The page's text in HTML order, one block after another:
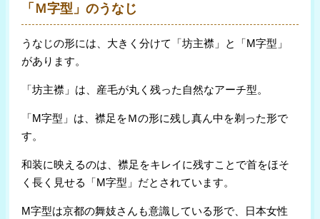
「Ｍ字型」のうなじ
うなじの形には、大きく分けて「坊主襟」と「M字型」
があります。
「坊主襟」は、産毛が丸く残った自然なアーチ型。
「M字型」は、襟足をＭの形に残し真ん中を剃った形で
す。
和装に映えるのは、襟足をキレイに残すことで首をほそ
く長く見せる「M字型」だとされています。
M字型は京都の舞妓さんも意識している形で、日本女性